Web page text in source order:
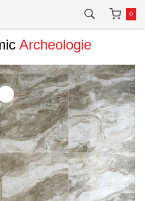
0
Archeologie